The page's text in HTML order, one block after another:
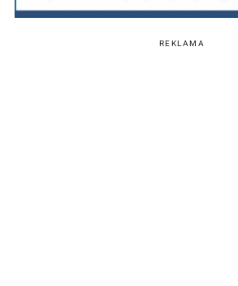
REKLAMA